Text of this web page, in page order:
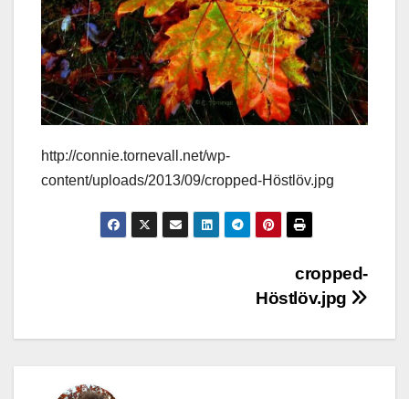
http://connie.tornevall.net/wp-
content/uploads/2013/09/cropped-Höstlöv.jpg
cropped-
Höstlöv.jpg